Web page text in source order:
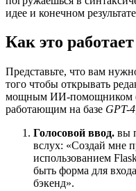
идее и конечном
Как это
Представьте, что вам
того чтобы открывать
мощным ИИ-помощником
работающим на базе GPT-4
Голосовой ввод. вы
вслух: «Создай мне
использованием
быть форма для
бэкенд».